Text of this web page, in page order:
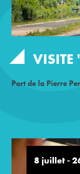
VISITE
Port de la Pierre
8 juillet -